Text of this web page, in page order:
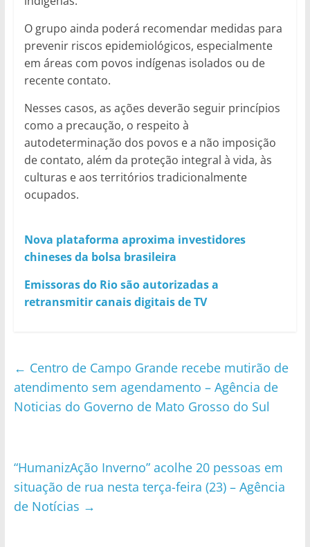
O grupo ainda poderá recomendar medidas para
prevenir riscos epidemiológicos, especialmente
em áreas com povos indígenas isolados ou de
recente contato.
Nesses casos, as ações deverão seguir princípios
como a precaução, o respeito à
autodeterminação dos povos e a não imposição
de contato, além da proteção integral à vida, às
culturas e aos territórios tradicionalmente
ocupados.
Nova plataforma aproxima investidores
chineses da bolsa brasileira
Emissoras do Rio são autorizadas a
retransmitir canais digitais de TV
← Centro de Campo Grande recebe mutirão de
atendimento sem agendamento – Agência de
Noticias do Governo de Mato Grosso do Sul
“HumanizAção Inverno” acolhe 20 pessoas em
situação de rua nesta terça-feira (23) – Agência
de Notícias →